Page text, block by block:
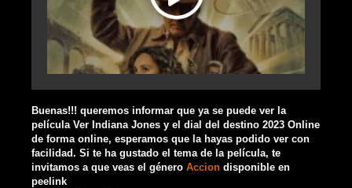
Buenas!!! queremos informar que ya se puede ver la
película Ver Indiana Jones y el dial del destino 2023 Online
de forma online, esperamos que la hayas podido ver con
facilidad. Si te ha gustado el tema de la película, te
invitamos a que veas el género Accion disponible en
peelink